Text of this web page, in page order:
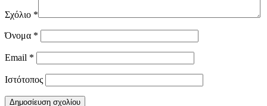
Σχόλιο *
Όνομα *
Email *
Ιστότοπος